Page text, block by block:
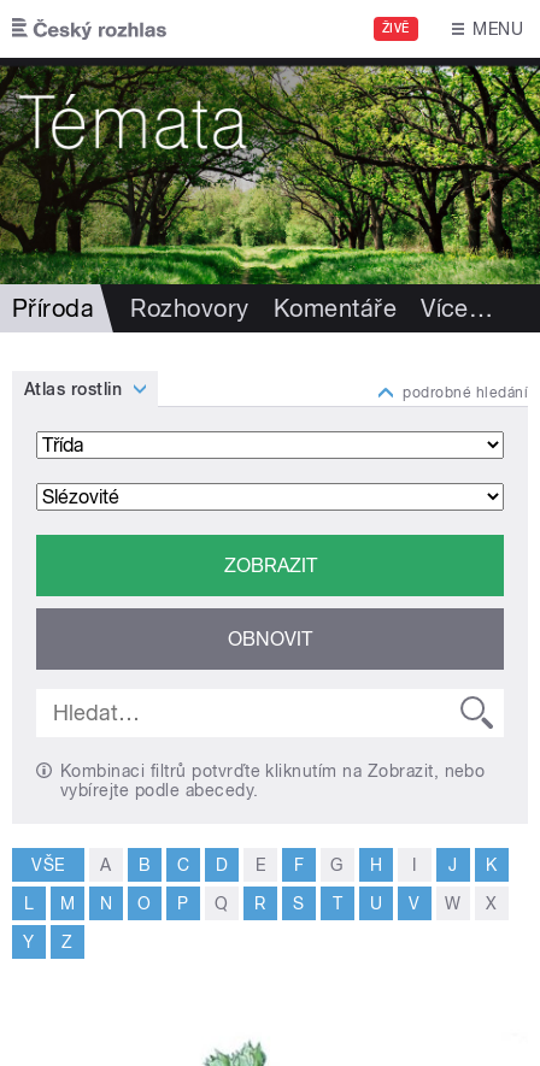
Přejít k hlavnímu obsahu
ŽIVĚ MENU
Příroda Rozhovory Komentáře Více…
Atlas rostlin podrobné hledání
Kombinaci filtrů potvrďte kliknutím na Zobrazit, nebo
vybírejte podle abecedy.
VŠE A B C D E F G H I J
K
L
M N O P Q R S T U V W
X
Y
Z